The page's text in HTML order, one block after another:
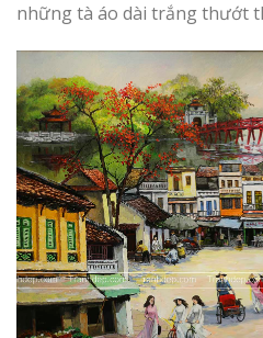
những tà áo dài trắng thướt